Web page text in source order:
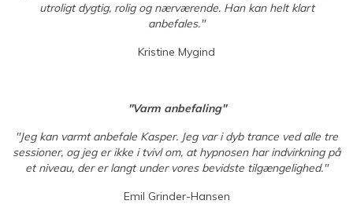
utroligt dygtig, rolig og nærværende. Han kan helt klart
anbefales."
Kristine Mygind
"Varm anbefaling"
"Jeg kan varmt anbefale Kasper. Jeg var i dyb trance ved alle tre
sessioner, og jeg er ikke i tvivl om, at hypnosen har indvirkning på
et niveau, der er langt under vores bevidste tilgængelighed."
Emil Grinder-Hansen